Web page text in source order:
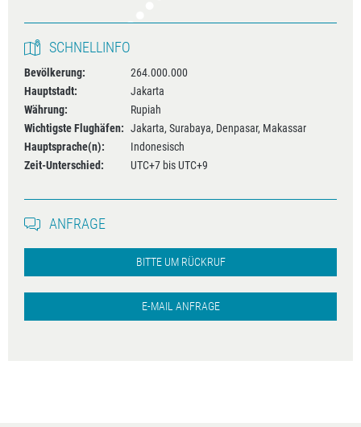
SCHNELLINFO
Bevölkerung:
264.000.000
Hauptstadt:
Jakarta
Währung:
Rupiah
Wichtigste Flughäfen: Jakarta, Surabaya, Denpasar, Makassar
Hauptsprache(n):
Indonesisch
Zeit-Unterschied:
UTC+7 bis UTC+9
ANFRAGE
BITTE UM RÜCKRUF
E-MAIL ANFRAGE